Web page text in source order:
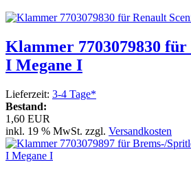
Klammer 7703079830 für
I Megane I
Lieferzeit: 3-4 Tage*
Bestand:
1,60 EUR
inkl. 19 % MwSt. zzgl. Versandkosten